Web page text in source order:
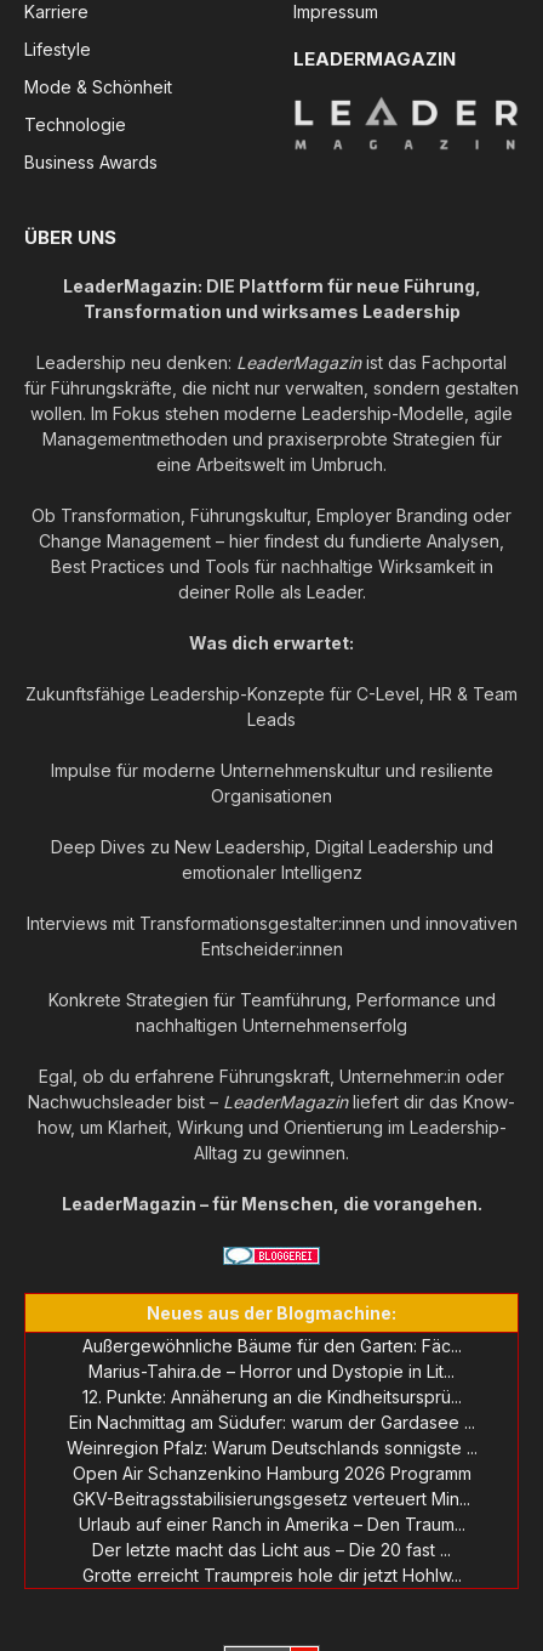
Karriere
Lifestyle
Mode & Schönheit
Technologie
Business Awards
Impressum
LEADERMAGAZIN
ÜBER UNS
LeaderMagazin: DIE Plattform für neue Führung,
Transformation und wirksames Leadership
Leadership neu denken: LeaderMagazinist das Fachportal
für Führungskräfte, die nicht nur verwalten, sondern gestalten
wollen. Im Fokus stehen moderne Leadership-Modelle, agile
Managementmethoden und praxiserprobte Strategien für
eine Arbeitswelt im Umbruch.
Ob Transformation, Führungskultur, Employer Branding oder
Change Management – hier findest du fundierte Analysen,
Best Practices und Tools für nachhaltige Wirksamkeit in
deiner Rolle als Leader.
Was dich erwartet:
Zukunftsfähige Leadership-Konzepte für C-Level, HR & Team
Leads
Impulse für moderne Unternehmenskultur und resiliente
Organisationen
Deep Dives zu New Leadership, Digital Leadership und
emotionaler Intelligenz
Interviews mit Transformationsgestalter:innen und innovativen
Entscheider:innen
Konkrete Strategien für Teamführung, Performance und
nachhaltigen Unternehmenserfolg
Egal, ob du erfahrene Führungskraft, Unternehmer:in oder
Nachwuchsleader bist – LeaderMagazinliefert dir das Know-
how, um Klarheit, Wirkung und Orientierung im Leadership-
Alltag zu gewinnen.
LeaderMagazin – für Menschen, die vorangehen.
Neues aus der Blogmachine:
Außergewöhnliche Bäume für den Garten: Fäc...
Marius-Tahira.de – Horror und Dystopie in Lit...
12. Punkte: Annäherung an die Kindheitsursprü...
Ein Nachmittag am Südufer: warum der Gardasee ...
Weinregion Pfalz: Warum Deutschlands sonnigste ...
Open Air Schanzenkino Hamburg 2026 Programm
GKV-Beitragsstabilisierungsgesetz verteuert Min...
Urlaub auf einer Ranch in Amerika – Den Traum...
Der letzte macht das Licht aus – Die 20 fast ...
Grotte erreicht Traumpreis hole dir jetzt Hohlw...